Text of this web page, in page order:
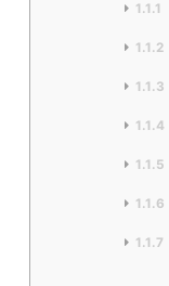
1.1.1
1.1.2
1.1.3
1.1.4
1.1.5
1.1.6
1.1.7